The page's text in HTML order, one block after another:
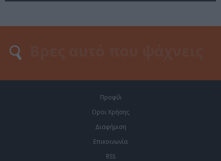
Προφίλ
Οροι Χρήσης
Διαφήμιση
Επικοινωνία
RSS